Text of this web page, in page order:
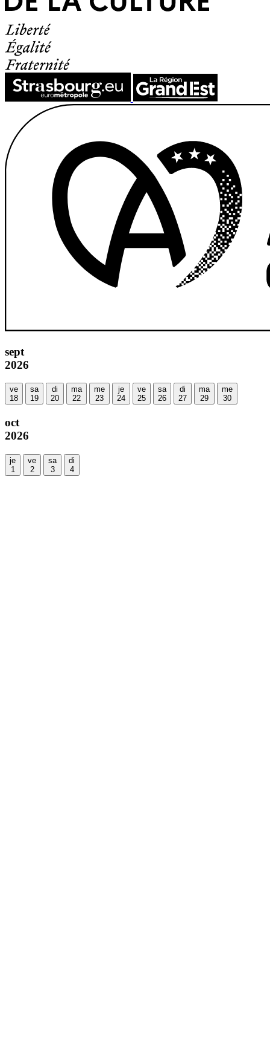
sept
2026
ve
18
sa
19
di
20
ma
22
me
23
je
24
ve
25
sa
26
di
27
ma
29
me
30
oct
2026
je
1
ve
2
sa
3
di
4